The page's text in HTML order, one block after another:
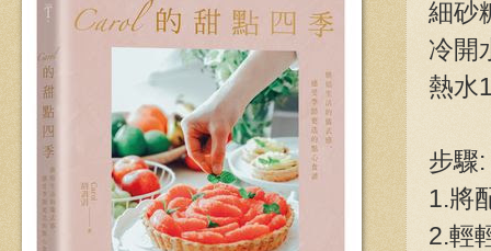
細砂
冷開
熱水
步驟:
1.將
2.輕